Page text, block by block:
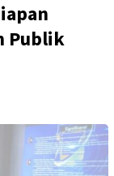
Publik